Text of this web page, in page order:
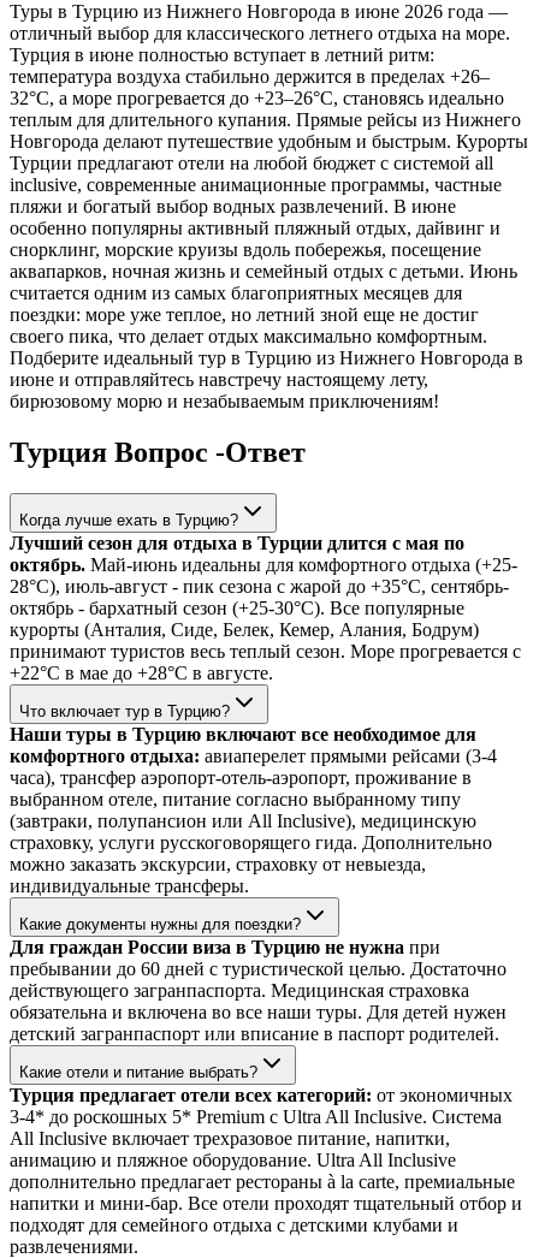
Туры в Турцию из Нижнего Новгорода в июне 2026 года —
отличный выбор для классического летнего отдыха на море.
Турция в июне полностью вступает в летний ритм:
температура воздуха стабильно держится в пределах +26–
32°C, а море прогревается до +23–26°C, становясь идеально
теплым для длительного купания. Прямые рейсы из Нижнего
Новгорода делают путешествие удобным и быстрым. Курорты
Турции предлагают отели на любой бюджет с системой all
inclusive, современные анимационные программы, частные
пляжи и богатый выбор водных развлечений. В июне
особенно популярны активный пляжный отдых, дайвинг и
снорклинг, морские круизы вдоль побережья, посещение
аквапарков, ночная жизнь и семейный отдых с детьми. Июнь
считается одним из самых благоприятных месяцев для
поездки: море уже теплое, но летний зной еще не достиг
своего пика, что делает отдых максимально комфортным.
Подберите идеальный тур в Турцию из Нижнего Новгорода в
июне и отправляйтесь навстречу настоящему лету,
бирюзовому морю и незабываемым приключениям!
Турция Вопрос -Ответ
Когда лучше ехать в Турцию?
Лучший сезон для отдыха в Турции длится с мая по
октябрь. Май-июнь идеальны для комфортного отдыха (+25-
28°C), июль-август - пик сезона с жарой до +35°C, сентябрь-
октябрь - бархатный сезон (+25-30°C). Все популярные
курорты (Анталия, Сиде, Белек, Кемер, Алания, Бодрум)
принимают туристов весь теплый сезон. Море прогревается с
+22°C в мае до +28°C в августе.
Что включает тур в Турцию?
Наши туры в Турцию включают все необходимое для
комфортного отдыха: авиаперелет прямыми рейсами (3-4
часа), трансфер аэропорт-отель-аэропорт, проживание в
выбранном отеле, питание согласно выбранному типу
(завтраки, полупансион или All Inclusive), медицинскую
страховку, услуги русскоговорящего гида. Дополнительно
можно заказать экскурсии, страховку от невыезда,
индивидуальные трансферы.
Какие документы нужны для поездки?
Для граждан России виза в Турцию не нужна при
пребывании до 60 дней с туристической целью. Достаточно
действующего загранпаспорта. Медицинская страховка
обязательна и включена во все наши туры. Для детей нужен
детский загранпаспорт или вписание в паспорт родителей.
Какие отели и питание выбрать?
Турция предлагает отели всех категорий: от экономичных
3-4* до роскошных 5* Premium с Ultra All Inclusive. Система
All Inclusive включает трехразовое питание, напитки,
анимацию и пляжное оборудование. Ultra All Inclusive
дополнительно предлагает рестораны à la carte, премиальные
напитки и мини-бар. Все отели проходят тщательный отбор и
подходят для семейного отдыха с детскими клубами и
развлечениями.